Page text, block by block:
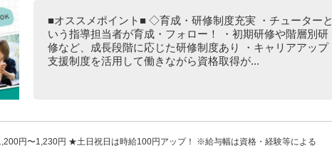
■オススメポイント■ ◇育成・研修制度充実 ・チューターと
いう指導担当者が育成・フォロー！ ・初期研修や階層別研
修など、成長段階に応じた研修制度あり ・キャリアアップ
支援制度を活用して働きながら資格取得が...
円〜1,230円 ★土日祝日は時給100円アップ！ ※給与幅は資格・経験等による